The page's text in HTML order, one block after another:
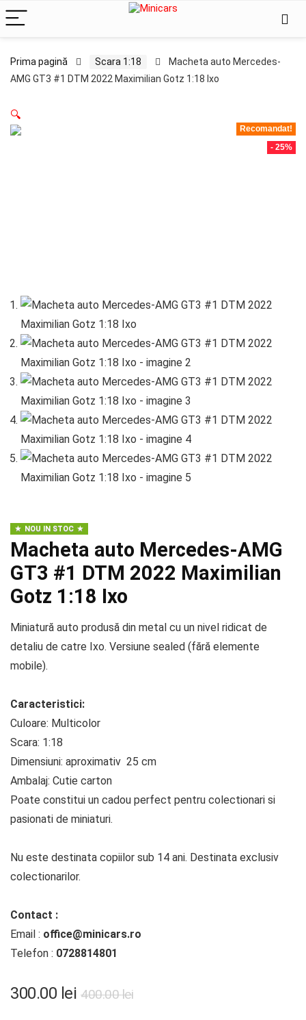
Prima pagină Scara 1:18
Macheta auto Mercedes-
AMG GT3 #1 DTM 2022 Maximilian Gotz 1:18 Ixo
Recomandat!
- 25%
🔍
NOU IN STOC
Macheta auto Mercedes-AMG
GT3 #1 DTM 2022 Maximilian
Gotz 1:18 Ixo
Miniatură auto produsă din metal cu un nivel ridicat de
detaliu de catre Ixo. Versiune sealed (fără elemente
mobile).
Caracteristici:
Culoare: Multicolor
Scara: 1:18
Dimensiuni: aproximativ 25 cm
Ambalaj: Cutie carton
Poate constitui un cadou perfect pentru colectionari si
pasionati de miniaturi.
Nu este destinata copiilor sub 14 ani. Destinata exclusiv
colectionarilor.
Contact :
Email : office@minicars.ro
Telefon : 0728814801
400.00leiPrețul
300.00 lei
Prețul